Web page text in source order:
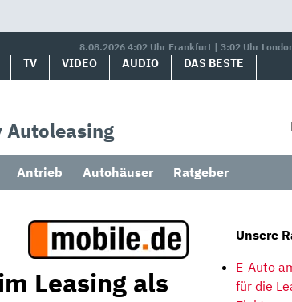
8.08.2026 4:02 Uhr Frankfurt | 3:02 Uhr
TV VIDEO AUDIO DAS BESTE
Autoleasing
Antrieb Autohäuser Ratgeber
Leasing als
Unsere
E-Auto
für die